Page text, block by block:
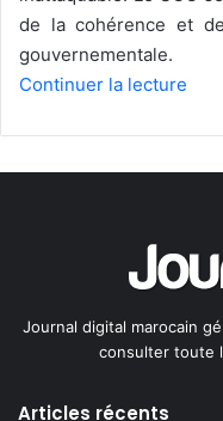
de la cohérence et
gouvernementale.
Continuer la lecture
Journal digital marocain
consulter toute
Articles récents